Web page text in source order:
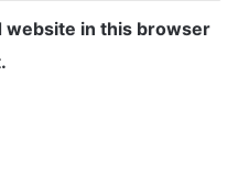
website in this browser